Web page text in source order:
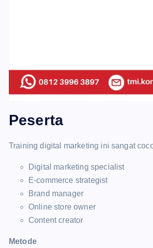
Peserta
Training digital marketing ini sangat
Digital marketing specialist
E-commerce strategist
Brand manager
Online store owner
Content creator
Metode